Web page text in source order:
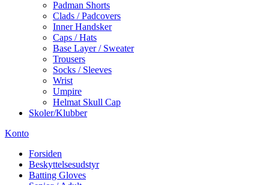
Padman Shorts
Clads / Padcovers
Inner Handsker
Caps / Hats
Base Layer / Sweater
Trousers
Socks / Sleeves
Wrist
Umpire
Helmat Skull Cap
Skoler/Klubber
Konto
Forsiden
Beskyttelsesudstyr
Batting Gloves